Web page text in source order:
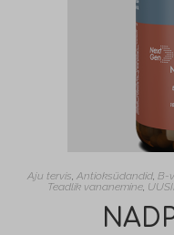
Aju tervis, Antioksüdandid, B-
Teadlik vananemine,